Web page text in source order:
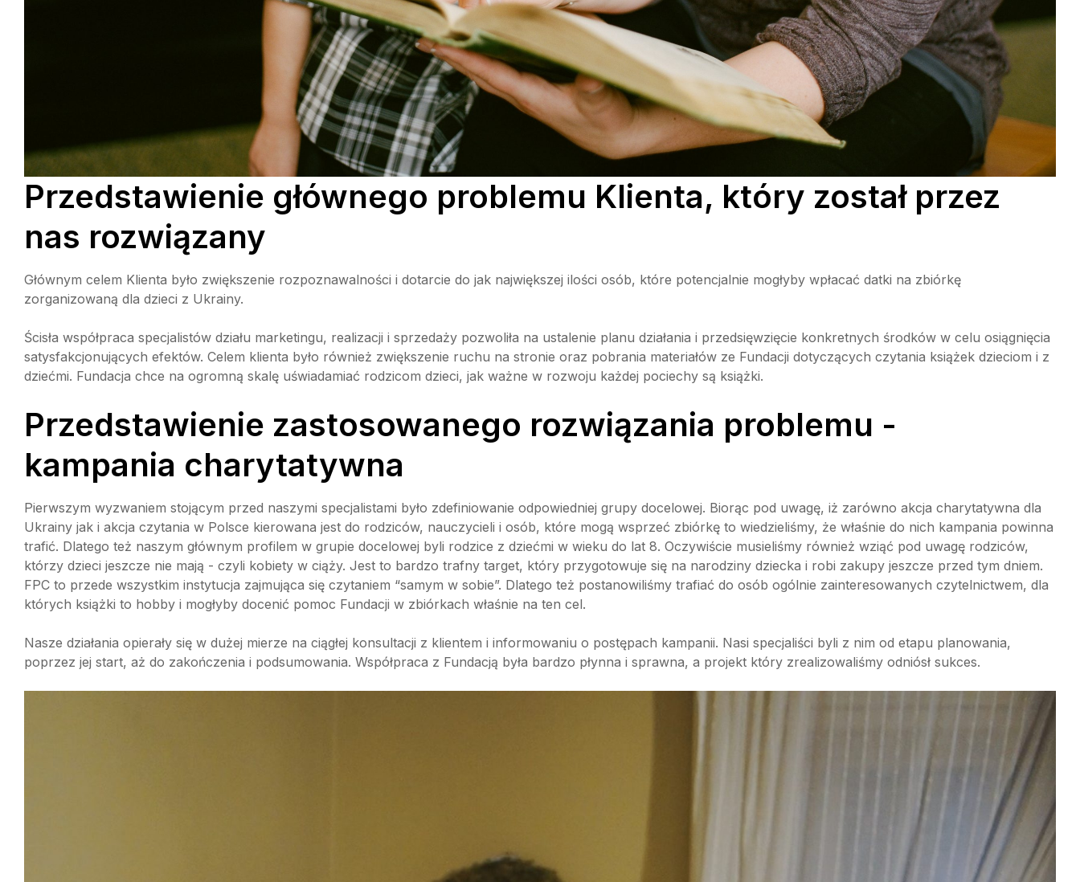
Przedstawienie głównego problemu Klienta, który został przez
nas rozwiązany
Głównym celem Klienta było zwiększenie rozpoznawalności i dotarcie do jak największej ilości osób, które potencjalnie mogłyby wpłacać datki na zbiórkę
zorganizowaną dla dzieci z Ukrainy.
Ścisła współpraca specjalistów działu marketingu, realizacji i sprzedaży pozwoliła na ustalenie planu działania i przedsięwzięcie konkretnych środków w celu osiągnięcia
satysfakcjonujących efektów. Celem klienta było również zwiększenie ruchu na stronie oraz pobrania materiałów ze Fundacji dotyczących czytania książek dzieciom i z
dziećmi. Fundacja chce na ogromną skalę uświadamiać rodzicom dzieci, jak ważne w rozwoju każdej pociechy są książki.
Przedstawienie zastosowanego rozwiązania problemu -
kampania charytatywna
Pierwszym wyzwaniem stojącym przed naszymi specjalistami było zdefiniowanie odpowiedniej grupy docelowej. Biorąc pod uwagę, iż zarówno akcja charytatywna dla
Ukrainy jak i akcja czytania w Polsce kierowana jest do rodziców, nauczycieli i osób, które mogą wsprzeć zbiórkę to wiedzieliśmy, że właśnie do nich kampania powinna
trafić. Dlatego też naszym głównym profilem w grupie docelowej byli rodzice z dziećmi w wieku do lat 8. Oczywiście musieliśmy również wziąć pod uwagę rodziców,
którzy dzieci jeszcze nie mają - czyli kobiety w ciąży. Jest to bardzo trafny target, który przygotowuje się na narodziny dziecka i robi zakupy jeszcze przed tym dniem.
FPC to przede wszystkim instytucja zajmująca się czytaniem “samym w sobie”. Dlatego też postanowiliśmy trafiać do osób ogólnie zainteresowanych czytelnictwem, dla
których książki to hobby i mogłyby docenić pomoc Fundacji w zbiórkach właśnie na ten cel.
Nasze działania opierały się w dużej mierze na ciągłej konsultacji z klientem i informowaniu o postępach kampanii. Nasi specjaliści byli z nim od etapu planowania,
poprzez jej start, aż do zakończenia i podsumowania. Współpraca z Fundacją była bardzo płynna i sprawna, a projekt który zrealizowaliśmy odniósł sukces.